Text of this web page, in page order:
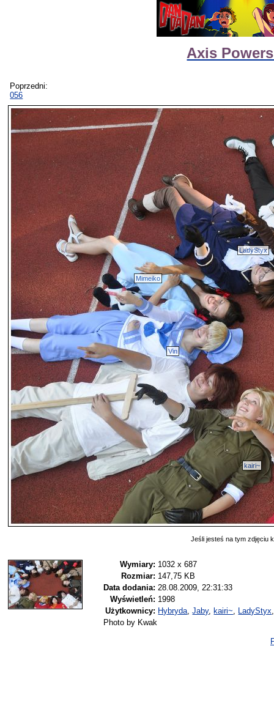
Axis
Poprzedni:
056
kairi~
LadyStyx
Mimeiko
Vin
Jeśli jesteś na tym zdjęciu
Wymiary: 1032 x 687
Rozmiar: 147,75 KB
Data dodania: 28.08.2009, 22:31:33
Wyświetleń: 1998
Użytkownicy: Hybryda ,Jaby, kairi~ LadyStyx
Photo by Kwak